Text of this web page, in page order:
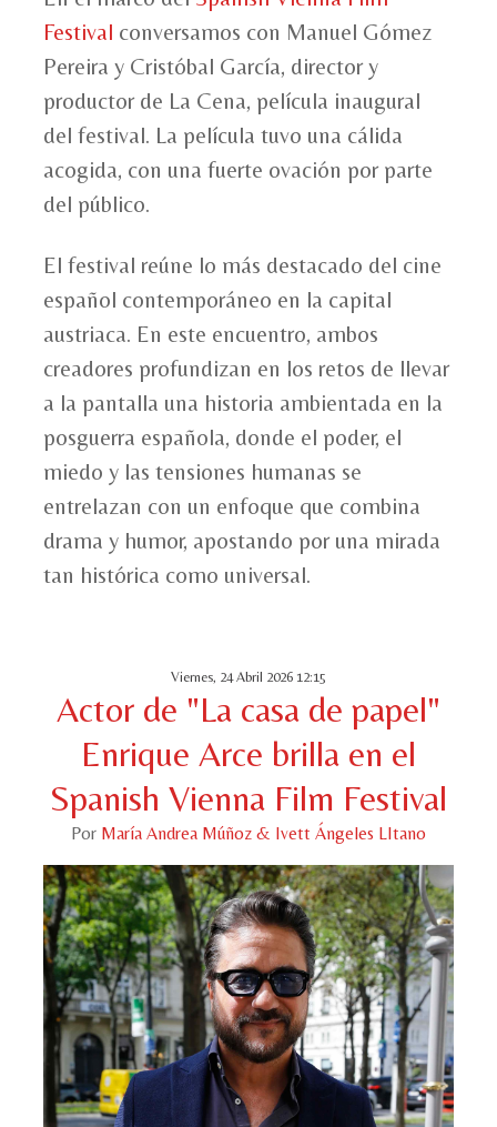
Festival conversamos con Manuel Gómez
Pereira y Cristóbal García, director y
productor de La Cena, película inaugural
del festival. La película tuvo una cálida
acogida, con una fuerte ovación por parte
del público.
El festival reúne lo más destacado del cine
español contemporáneo en la capital
austriaca. En este encuentro, ambos
creadores profundizan en los retos de llevar
a la pantalla una historia ambientada en la
posguerra española, donde el poder, el
miedo y las tensiones humanas se
entrelazan con un enfoque que combina
drama y humor, apostando por una mirada
tan histórica como universal.
Viernes, 24 Abril 2026 12:15
Actor de "La casa de papel"
Enrique Arce brilla en el
Spanish Vienna Film Festival
Por María Andrea Múñoz & Ivett Ángeles LItano